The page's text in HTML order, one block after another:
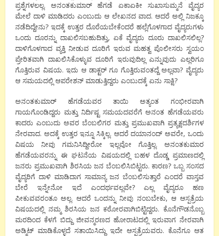
ಪ್ರಶ್ನೆಗಳಲಲ್ಲ. ಅನಂತಕುಮಾರ್ ಹೆಗಡೆ ಏಕಾಏಕೀ ಸುಖಾಸುಮ್ಮನೆ ವೈದ್ಯರ
ಮೇಲೆ ದಾಳಿ ಮಾಡಿದರು ಎಂಬುದು ಆ ಲೇಖನದ ವಾದ. ಆದರೆ ಅಲ್ಲಿ ನಿಜಕ್ಕೂ
ನಡೆದಿದ್ದೇನು? ಇದಕ್ಕೆ ಉತ್ತರ ದೊರೆಯಬೇಕೆಂದರೆ ಹಲ್ಲೆಗೊಳಗಾದ ವೈದ್ಯರುಗಳು
ಒಂದು ದೂರನ್ನು ದಾಖಲಿಸಬಹುದಿತ್ತು, ಏಕೆ ವೈದ್ಯರು ದೂರು ದಾಖಲಿಸಲಿಲ್ಲ?
ದಾಳಿಗೊಳಗಾದ ವ್ಯಕ್ತಿ ನೀಡುವ ದೂರಿಗೆ ಇರುವ ಮಹತ್ವ ಪೊಲೀಸರು ಸ್ವಯಂ
ಪ್ರೇರಿತವಾಗಿ ದಾಖಲಿಸಿಕೊಳ್ಳುವ ದೂರಿಗೆ ಇರುವುದಿಲ್ಲ ಎನ್ನುವುದು ಎಲ್ಲರಿಗೂ
ಗೊತ್ತಿರುವ ವಿಷಯ. ಇದು ಆ ಡಾಕ್ಟರ್ ಗೂ ಗೊತ್ತಿರುವಂತದ್ದೆ ಅಲ್ಲವಾ? ವೈದ್ಯರು
ಆ ಸಮಯದಲ್ಲಿ ಆಪರೇಶನ್ ಮಾಡುತ್ತಿದ್ದರು ಎಂಬುದಕ್ಕೆ ಏನು ಸಾಕ್ಷಿ?
ಅನಂತಕುಮಾರ್ ಹೆಗಡೆಯವರ ತಾಯಿ ಅತ್ಯಂತ ಗಂಭೀರವಾಗಿ
ಗಾಯಗೊಂಡಿದ್ದರು ಮತ್ತು ನಿರ್ದಿಷ್ಟ ಸಮಯದವರೆಗೆ ಅನಂತ ಹೆಗಡೆಯವರು
ಕಾದರು ಎಂಬುದು ಅವರ ಬೆಂಬಲಿಗರ ಮತ್ತು ಪ್ರಮುಖವಾಗಿ ಪ್ರತ್ಯಕ್ಷದರ್ಶಿಗಳ
ನೇರವಾದ. ಅದಕ್ಕೆ ಉತ್ತರ ಇನ್ನೂ ಸಿಕ್ಕಿಲ್ಲ. ಆದರೆ ದಯಾನಂದ್ ಅವರೇ, ಒಂದು
ವಿಷಯ ನೀವು ಗಮನಿಸಿದ್ದೀರೋ ಇಲ್ಲವೋ ಗೊತ್ತಿಲ್ಲ. ಅನಂತಕುಮಾರ
ಹೆಗಡೆಯವರನ್ನು ಈ ಘಟನೆಯ ವಿಷಯದಲ್ಲಿ ಬಹಳ ದೊಡ್ಡ ಪ್ರಮಾಣದಲ್ಲಿ
ಜನರು ಪ್ರಮುಖವಾಗಿ ಶಿರಸಿಯ ಜನ ಬೆಂಬಲಿಸಿಬಿಟ್ಟರು. ಕಾರಣ? ಒಬ್ಬ ಸಂಸದ
ವೈದ್ಯರಿಗೆ ದಾಳಿ ಮಾಡಿದಾಗ ಸಾಮಾನ್ಯ ಜನ ಬೆಂಬಲಿಸುತ್ತಾರೆ ಎಂದರೆ ವಾಸ್ತವ
ಬೇರೆ ಇನ್ನೇನೋ ಇದೆ ಎಂದರ್ಥವಲ್ಲವೇ? ಎಲ್ಲ ವೈದ್ಯರೂ ಹಣ
ಪೀಕುವವರಂತೂ ಅಲ್ಲ. ಆದರೆ ಒಂದನ್ನು ನೀವು ನಂಬಬೇಕು, ಆ ಆಸ್ಪತ್ರೆಯ
ವಿಷಯದಲ್ಲಿ ನಮ್ಮ ಶಿರಸಿಯ ಜನ ಕಠೋರವಾಗಿಬಿಟ್ಟಿದ್ದರು. ಕೊನೆಗೌಡನೊಬ್ಬ
ಮರದಿಂದ ಕೆಳಗೆ ಬಿದ್ದು ಜೀವನ್ಮರಣದ ಹೋರಾಟದಲ್ಲಿ ಇರುವಾಗ ನೇರವಾಗಿ
ಅಡ್ಮಿಟ್ ಮಾಡಿಕೊಳ್ಳದೆ ಸತಾಯಿಸಿದ್ದು ಇದೇ ಆಸ್ಪತ್ರೆಯವರು. ಕೊನೆಗೂ ಆತ